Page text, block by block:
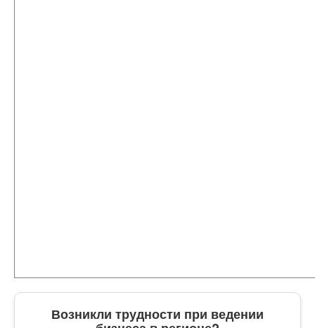
Возникли трудности при ведении